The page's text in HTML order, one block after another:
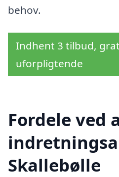
behov.
Indhent 3 tilbud,
uforpligtende
Fordele ved
Skallebølle